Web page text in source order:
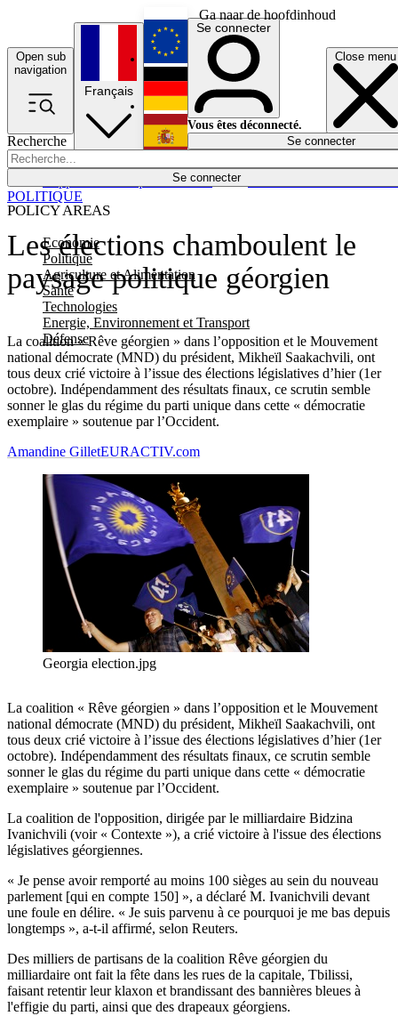
Ga naar de hoofdinhoud
Open sub
navigation
Close menu
Recherche
Se connecter
POLICY AREAS
Economie
Politique
Agriculture et Alimentation
Santé
Technologies
Energie, Environnement et Transport
Défense
Économie
Français
English
Deutsch
Español
Se connecter
Vous êtes déconnecté.
Se connecter
Les élections chamboulent le
paysage politique géorgien
La coalition « Rêve géorgien » dans l’opposition et le Mouvement
national démocrate (MND) du président, Mikheïl Saakachvili, ont
tous deux crié victoire à l’issue des élections législatives d’hier (1er
octobre). Indépendamment des résultats finaux, ce scrutin semble
sonner le glas du régime du parti unique dans cette « démocratie
exemplaire » soutenue par l’Occident.
POLITIQUE
Amandine GilletEURACTIV.com
Georgia election.jpg
La coalition « Rêve géorgien » dans l’opposition et le Mouvement
national démocrate (MND) du président, Mikheïl Saakachvili, ont
tous deux crié victoire à l’issue des élections législatives d’hier (1er
octobre). Indépendamment des résultats finaux, ce scrutin semble
sonner le glas du régime du parti unique dans cette « démocratie
exemplaire » soutenue par l’Occident.
La coalition de l'opposition, dirigée par le milliardaire Bidzina
Ivanichvili (voir « Contexte »), a crié victoire à l'issue des élections
législatives géorgiennes.
« Je pense avoir remporté au moins 100 sièges au sein du nouveau
parlement [qui en compte 150] », a déclaré M. Ivanichvili devant
une foule en délire. « Je suis parvenu à ce pourquoi je me bas depuis
longtemps », a-t-il affirmé, selon Reuters.
Des milliers de partisans de la coalition Rêve géorgien du
milliardaire ont fait la fête dans les rues de la capitale, Tbilissi,
faisant retentir leur klaxon et brandissant des bannières bleues à
l'effigie du parti, ainsi que des drapeaux géorgiens.